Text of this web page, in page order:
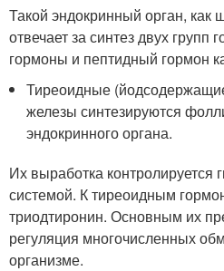
Такой эндокринный орган, как
отвечает за синтез двух
гормоны и пептидный гормон
Тиреоидные
железы синтезируются
эндокринного органа.
Их выработка контролируется
системой. К тиреоидным
триодтиронин. Основным их
регуляция многочисленных
организме.